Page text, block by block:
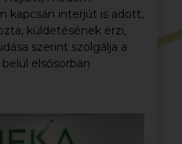
kapcsán interjút is adott,
küldetésének érzi,
szerint szolgálja a
elsősorban